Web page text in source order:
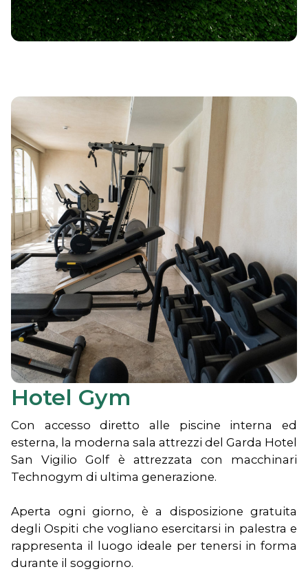
Hotel Gym
Con accesso diretto alle piscine interna ed
esterna, la moderna sala attrezzi del Garda Hotel
San Vigilio Golf è attrezzata con macchinari
Technogym di ultima generazione.
Aperta ogni giorno, è a disposizione gratuita
degli Ospiti che vogliano esercitarsi in palestra e
rappresenta il luogo ideale per tenersi in forma
durante il soggiorno.